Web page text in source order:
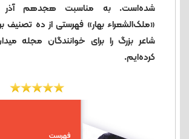
شده‌است. به مناسبت هجدهم آذر
«ملک‌الشعراء بهار» فهرستی از ده تصنیف
شاعر بزرگ را برای خوانندگان مجله
کرده‌ایم.